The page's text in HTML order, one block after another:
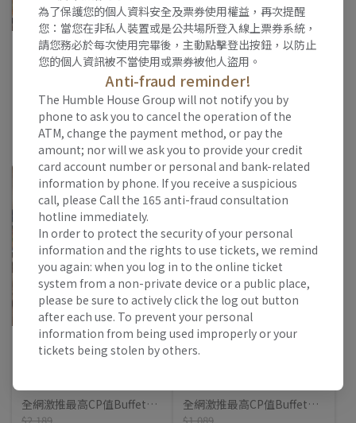
台北喜來登大飯店
SH-台北喜來登「十二廚」自
助餐廳平日自助午餐券
(1490)
全網激推最高CP值Buffet霸
氣回歸！平日午餐限時9折開
吃，立即入手餐券，五星級
盛宴隨時開吃！
$1,639
$1,490 9.1折
台北喜來登大飯店
SH-台北喜來登「十二廚」自
助餐廳平日自助晚餐券
(1590)
全網激推最高CP值Buffet霸
氣回歸！平日晚餐限時9折開
吃，立即入手餐券，五星級
盛宴隨時開吃！
$1,749
$1,590 9.1折
台北喜來登大飯店
SH-台北喜來登「十二廚」自
全網激推最高CP值Buffet霸
$2,189
台北喜來登大飯店
(990)
全網激推最高CP值Buffet霸
$1,089
為了保護您的個人資料安全及票券使用權益，再次提醒
您：當您在非私人裝置或是公共場所登入線上票券系統，
請您務必於每次使用完畢後，主動點擊登出按鈕，以防止
您的個人資訊被不當使用或票券被他人盜用。
Anti-fraud reminder!
The Humble House Group will not notify you by
phone to ask you to cancel the operation of the
ATM, change the payment method, or pay the
amount; nor will we ask you to provide your credit
card account number or personal and bank-related
information by phone. If you receive a suspicious
call, please Call the 165 anti-fraud consultation
hotline immediately.
In order to protect the security of your personal
information and the rights to use tickets, we remind
you again: when you log in to the online ticket
system from a non-private device or a public place,
please be sure to actively click the log out button
after each use. To prevent your personal
information from being used improperly or your
tickets being stolen by others.